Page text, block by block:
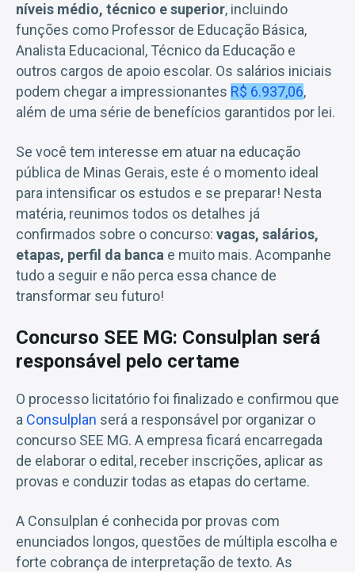
níveis médio, técnico e superior, incluindo
funções como Professor de Educação Básica,
Analista Educacional, Técnico da Educação e
outros cargos de apoio escolar. Os salários iniciais
podem chegar a impressionantes R$ 6.937,06,
além de uma série de benefícios garantidos por lei.
Se você tem interesse em atuar na educação
pública de Minas Gerais, este é o momento ideal
para intensificar os estudos e se preparar! Nesta
matéria, reunimos todos os detalhes já
confirmados sobre o concurso: vagas, salários,
etapas, perfil da banca e muito mais. Acompanhe
tudo a seguir e não perca essa chance de
transformar seu futuro!
Concurso SEE MG: Consulplan será
responsável pelo certame
O processo licitatório foi finalizado e confirmou que
a Consulplan será a responsável por organizar o
concurso SEE MG. A empresa ficará encarregada
de elaborar o edital, receber inscrições, aplicar as
provas e conduzir todas as etapas do certame.
A Consulplan é conhecida por provas com
enunciados longos, questões de múltipla escolha e
forte cobrança de interpretação de texto. As